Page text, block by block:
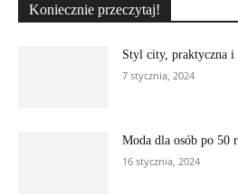
Koniecznie przeczytaj!
Styl city, praktyczna i
7 stycznia, 2024
Moda dla osób po 50
16 stycznia, 2024